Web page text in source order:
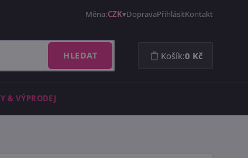
Měna:CZK DopravaPřihlásitKontakt
HLEDAT Košík:0 Kč
& VÝPRODEJ